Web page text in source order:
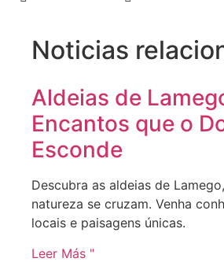
Noticias
Aldeias de
Encantos que o
Esconde
Descubra as aldeias de
natureza se cruzam. Venha
locais e paisagens únicas.
Leer Más "